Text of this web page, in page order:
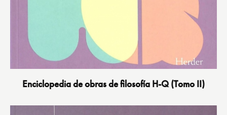
Enciclopedia de obras de filosofía H-Q (Tomo II)